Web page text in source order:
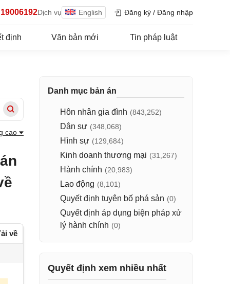
19006192Dịch vụ English Đăng ký / Đăng nhập
định Văn bản mới Tin pháp luật
cao
về
Danh mục bản án
Hôn nhân gia đình (843,252)
Dân sự (348,068)
Hình sự (129,684)
Kinh doanh thương mại (31,267)
Hành chính (20,983)
Lao động (8,101)
Quyết định tuyên bố phá sản (0)
Quyết định áp dụng biện pháp xử
lý hành chính (0)
Quyết định xem nhiều nhất